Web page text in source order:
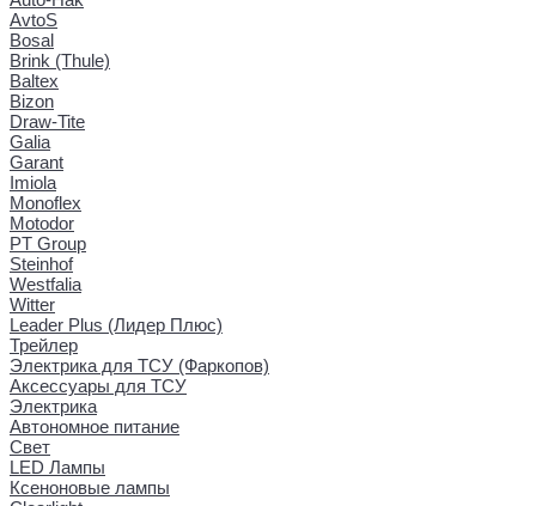
AvtoS
Bosal
Brink (Thule)
Baltex
Bizon
Draw-Tite
Galia
Garant
Imiola
Monoflex
Motodor
PT Group
Steinhof
Westfalia
Witter
Leader Plus (Лидер Плюс)
Трейлер
Электрика для ТСУ (Фаркопов)
Аксессуары для ТСУ
Электрика
Автономное питание
Свет
LED Лампы
Ксеноновые лампы